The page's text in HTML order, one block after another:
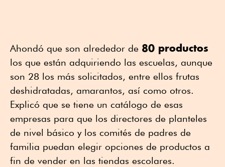
Ahondó que son alrededor de 80 productos
los que están adquiriendo las escuelas, aunque
son 28 los más solicitados, entre ellos frutas
deshidratadas, amarantos, así como otros.
Explicó que se tiene un catálogo de esas
empresas para que los directores de planteles
de nivel básico y los comités de padres de
familia puedan elegir opciones de productos a
fin de vender en las tiendas escolares.